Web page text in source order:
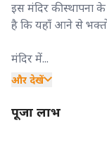
इस मंदिर की स्थापना
है कि यहाँ आने से भक्तों
मंदिर में...
और देखें
पूजा लाभ